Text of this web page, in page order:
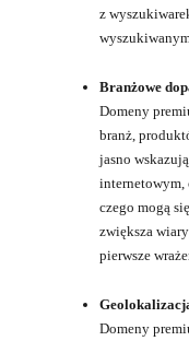
z
Branżowe
Domeny
branż,
jasno
internetowym,
czego mogą
zwiększa
pierwsze
Domeny